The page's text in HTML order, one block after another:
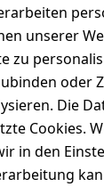
unserer
zu
oder
Die
Cookies.
in den